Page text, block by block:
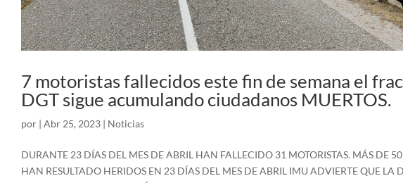
7 motoristas fallecidos este fin de semana el
DGT sigue acumulando ciudadanos MUERTOS.
por | Abr 25, 2023| Noticias
DURANTE 23 DÍAS DEL MES DE ABRIL HAN FALLECIDO 31 MOTORISTAS. MÁS DE
HAN RESULTADO HERIDOS EN 23 DÍAS DEL MES DE ABRIL IMU ADVIERTE QUE LA